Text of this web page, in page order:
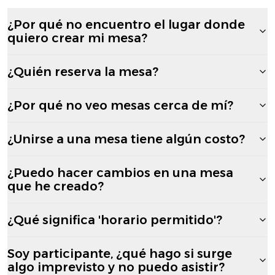
¿Por qué no encuentro el lugar donde
quiero crear mi mesa?
¿Quién reserva la mesa?
¿Por qué no veo mesas cerca de mí?
¿Unirse a una mesa tiene algún costo?
¿Puedo hacer cambios en una mesa
que he creado?
¿Qué significa 'horario permitido'?
Soy participante, ¿qué hago si surge
algo imprevisto y no puedo asistir?